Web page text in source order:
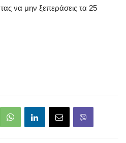
να μην ξεπεράσεις τα 25